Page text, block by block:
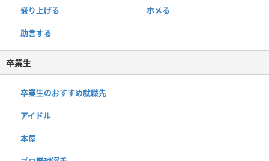
盛り上げる ホメる
助言する
卒業生
卒業生のおすすめ就職先
アイドル
本屋